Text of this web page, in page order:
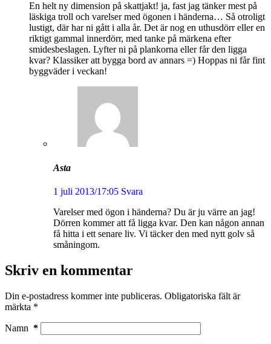
En helt ny dimension på skattjakt! ja, fast jag tänker mest på
läskiga troll och varelser med ögonen i händerna… Så otroligt
lustigt, där har ni gått i alla år. Det är nog en uthusdörr eller en
riktigt gammal innerdörr, med tanke på märkena efter
smidesbeslagen. Lyfter ni på plankorna eller får den ligga
kvar? Klassiker att bygga bord av annars =) Hoppas ni får fint
byggväder i veckan!
Asta
1 juli 2013/17:05 Svara
Varelser med ögon i händerna? Du är ju värre an jag!
Dörren kommer att få ligga kvar. Den kan någon annan
få hitta i ett senare liv. Vi täcker den med nytt golv så
småningom.
Skriv en kommentar
Din e-postadress kommer inte publiceras. Obligatoriska fält är
märkta *
Namn *